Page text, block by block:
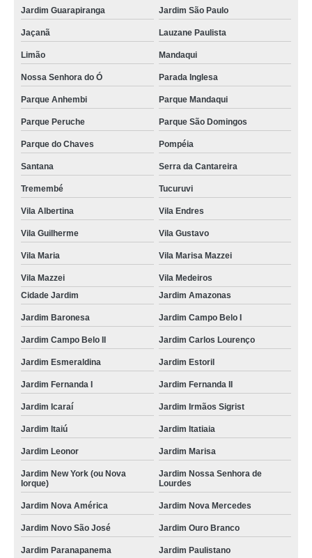
Jardim Guarapiranga Jardim São Paulo
Jaçanã Lauzane Paulista
Limão Mandaqui
Nossa Senhora do Ó Parada Inglesa
Parque Anhembi Parque Mandaqui
Parque Peruche Parque São Domingos
Parque do Chaves Pompéia
Santana Serra da Cantareira
Tremembé Tucuruvi
Vila Albertina Vila Endres
Vila Guilherme Vila Gustavo
Vila Maria Vila Marisa Mazzei
Vila Mazzei
Vila Medeiros
Cidade Jardim
Jardim Amazonas
Jardim Baronesa Jardim Campo Belo I
Jardim Campo Belo II Jardim Carlos Lourenço
Jardim Esmeraldina Jardim Estoril
Jardim Fernanda I Jardim Fernanda II
Jardim Icaraí Jardim Irmãos Sigrist
Jardim Itaiú Jardim Itatiaia
Jardim Leonor Jardim Marisa
Jardim New York (ou Nova
Iorque)
Jardim Nossa Senhora de
Lourdes
Jardim Nova América Jardim Nova Mercedes
Jardim Novo São José Jardim Ouro Branco
Jardim Paranapanema Jardim Paulistano